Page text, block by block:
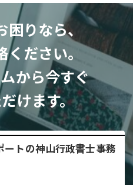
困りなら、
ださい。
から今すぐ
けます。
トの神山行政書士事務